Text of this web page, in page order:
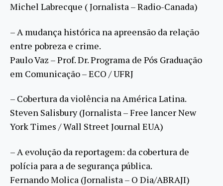
Michel Labrecque ( Jornalista – Radio-Canada)
– A mudança histórica na apreensão da relação
entre pobreza e crime.
Paulo Vaz – Prof. Dr. Programa de Pós Graduação
em Comunicação – ECO / UFRJ
– Cobertura da violência na América Latina.
Steven Salisbury (Jornalista – Free lancer New
York Times / Wall Street Journal EUA)
– A evolução da reportagem: da cobertura de
polícia para a de segurança pública.
Fernando Molica (Jornalista – O Dia/ABRAJI)